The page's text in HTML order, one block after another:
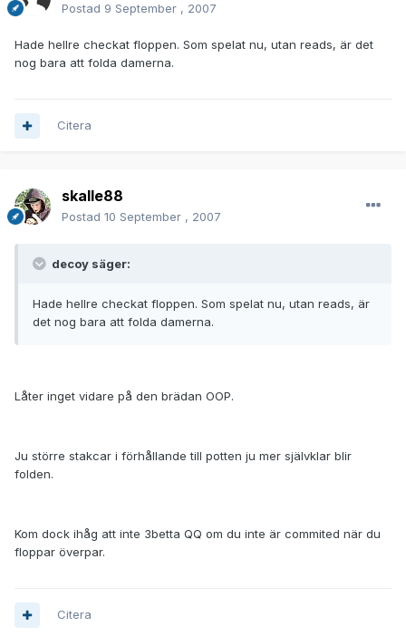
Postad 9 September , 2007
Hade hellre checkat floppen. Som spelat nu, utan reads, är det
nog bara att folda damerna.
Citera
skalle88
Postad 10 September , 2007
decoy säger:
Hade hellre checkat floppen. Som spelat nu, utan reads, är
det nog bara att folda damerna.
Låter inget vidare på den brädan OOP.
Ju större stakcar i förhållande till potten ju mer självklar blir
folden.
Kom dock ihåg att inte 3betta QQ om du inte är commited när du
floppar överpar.
Citera